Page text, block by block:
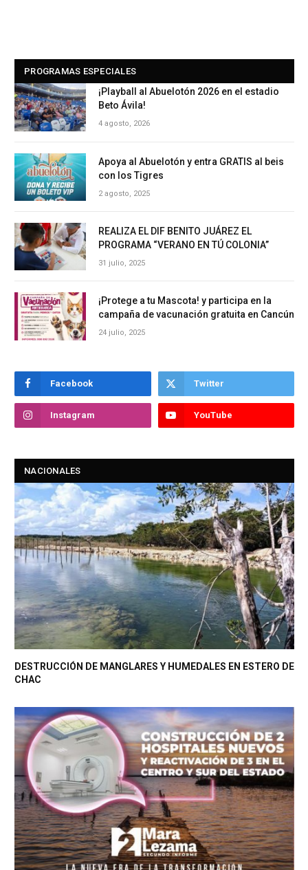
PROGRAMAS ESPECIALES
¡Playball al Abuelotón 2026 en el estadio
Beto Ávila!
4 agosto, 2026
Apoya al Abuelotón y entra GRATIS al beis
con los Tigres
2 agosto, 2025
REALIZA EL DIF BENITO JUÁREZ EL
PROGRAMA “VERANO EN TÚ COLONIA”
31 julio, 2025
¡Protege a tu Mascota! y participa en la
campaña de vacunación gratuita en Cancún
24 julio, 2025
Facebook Twitter
Instagram YouTube
NACIONALES
DESTRUCCIÓN DE MANGLARES Y HUMEDALES EN ESTERO DE
CHAC